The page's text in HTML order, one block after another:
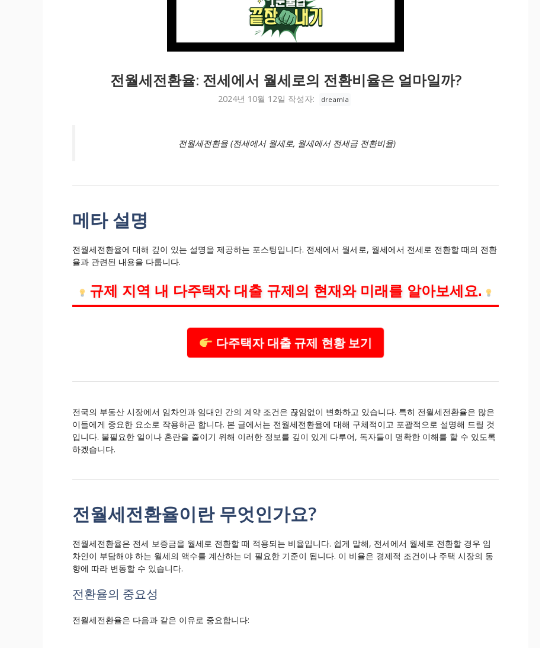
전월세전환율: 전세에서 월세로의 전환비율은 얼마일까?
2024년 10월 12일 작성자: dreamla
전월세전환율 (전세에서 월세로, 월세에서 전세금 전환비율)
메타 설명
전월세전환율에 대해 깊이 있는 설명을 제공하는 포스팅입니다. 전세에서 월세로, 월세에서 전세로 전환할 때의 전환
율과 관련된 내용을 다룹니다.
규제 지역 내 다주택자 대출 규제의 현재와 미래를 알아보세요.
다주택자 대출 규제 현황 보기
전국의 부동산 시장에서 임차인과 임대인 간의 계약 조건은 끊임없이 변화하고 있습니다. 특히 전월세전환율은 많은
이들에게 중요한 요소로 작용하곤 합니다. 본 글에서는 전월세전환율에 대해 구체적이고 포괄적으로 설명해 드릴 것
입니다. 불필요한 일이나 혼란을 줄이기 위해 이러한 정보를 깊이 있게 다루어, 독자들이 명확한 이해를 할 수 있도록
하겠습니다.
전월세전환율이란 무엇인가요?
전월세전환율은 전세 보증금을 월세로 전환할 때 적용되는 비율입니다. 쉽게 말해, 전세에서 월세로 전환할 경우 임
차인이 부담해야 하는 월세의 액수를 계산하는 데 필요한 기준이 됩니다. 이 비율은 경제적 조건이나 주택 시장의 동
향에 따라 변동할 수 있습니다.
전환율의 중요성
전월세전환율은 다음과 같은 이유로 중요합니다: